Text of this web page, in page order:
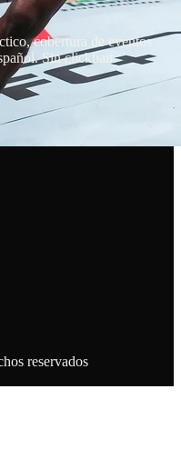
cobertura de eventos
Sin clickbait.
reservados